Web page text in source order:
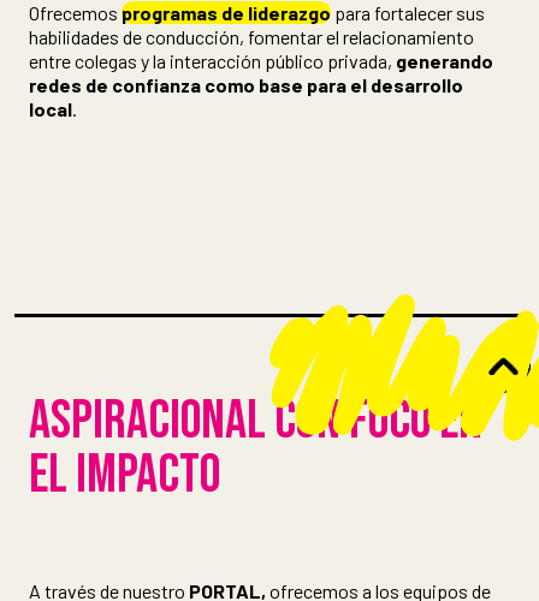
Ofrecemos programas de liderazgo para fortalecer sus
habilidades de conducción, fomentar el relacionamiento
entre colegas y la interacción público privada, generando
redes de confianza como base para el desarrollo
local.
ASPIRACIONAL CON FOCO EN
EL IMPACTO
A través de nuestro PORTAL, ofrecemos a los equipos de